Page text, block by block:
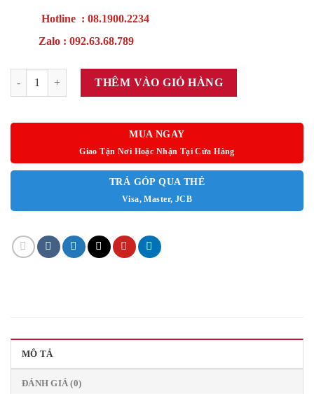
Hotline : 08.1900.2234
Zalo : 092.63.68.789
SMARTKIDS DESK GRAY số lượng
THÊM VÀO GIỎ HÀNG
MUA NGAY
Giao Tận Nơi Hoặc Nhận Tại Cửa Hàng
TRẢ GÓP QUA THẺ
Visa, Master, JCB
MÔ TẢ
ĐÁNH GIÁ (0)